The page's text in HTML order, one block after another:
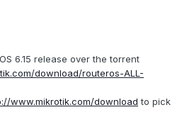
6.15 release over the torrent
download/routeros-ALL-
www.mikrotik.com/download to pick